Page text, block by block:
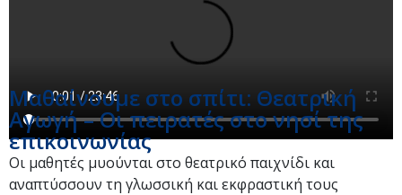
Μαθαίνουμε στο σπίτι: Θεατρική
Αγωγή – Οι πειρατές στο νησί της
επικοινωνίας
Οι μαθητές μυούνται στο θεατρικό παιχνίδι και
αναπτύσσουν τη γλωσσική και εκφραστική τους